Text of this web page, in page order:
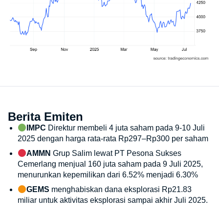
Berita Emiten
IMPC Direktur membeli 4 juta saham pada 9-10 Juli
2025 dengan harga rata-rata Rp297–Rp300 per saham
AMMN Grup Salim lewat PT Pesona Sukses
Cemerlang menjual 160 juta saham pada 9 Juli 2025,
menurunkan kepemilikan dari 6.52% menjadi 6.30%
GEMS menghabiskan dana eksplorasi Rp21.83
miliar untuk aktivitas eksplorasi sampai akhir Juli 2025.